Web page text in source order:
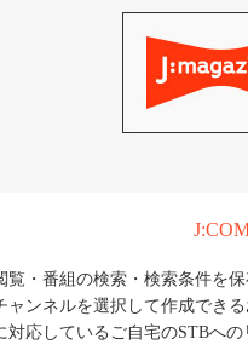
覧・番組の検索・検索条件を
ャンネルを選択して作成できる
対応しているご自宅のSTBへの